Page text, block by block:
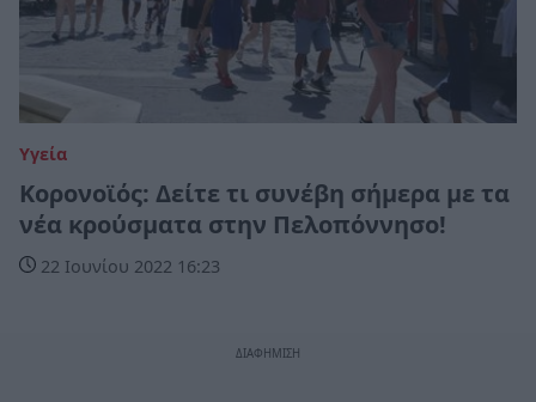
Υγεία
Κορονοϊός: Δείτε τι συνέβη σήμερα με τα
νέα κρούσματα στην Πελοπόννησο!
22 Ιουνίου 2022 16:23